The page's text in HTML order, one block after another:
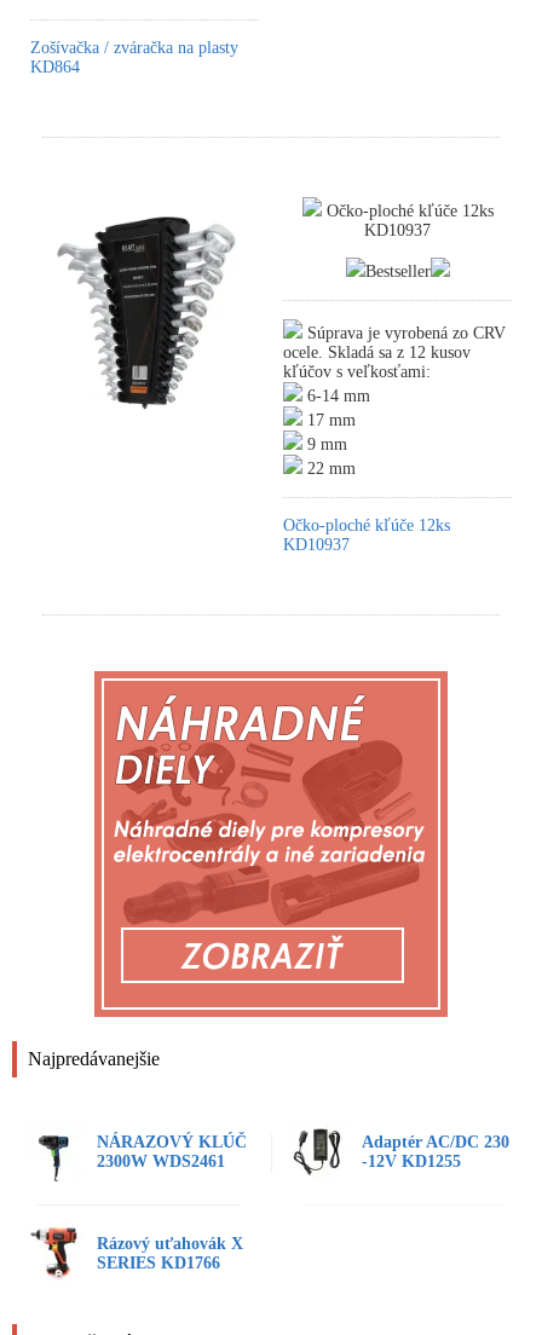
Najpredávanejšie
NÁRAZOVÝ KLÚČ
2300W WDS2461
Adaptér AC/DC 230
-12V KD1255
Rázový uťahovák X
SERIES KD1766
Zošívačka / zváračka na plasty
KD864
Očko-ploché kľúče 12ks
KD10937
Bestseller
Súprava je vyrobená zo CRV
ocele. Skladá sa z 12 kusov
kľúčov s veľkosťami:
6-14 mm
17 mm
9 mm
22 mm
Očko-ploché kľúče 12ks
KD10937